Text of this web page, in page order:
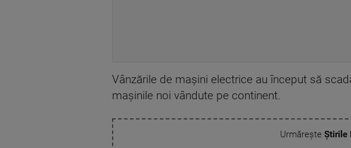
Vânzările de mașini electrice au început să
mașinile noi vândute pe continent.
Urmărește Știrile